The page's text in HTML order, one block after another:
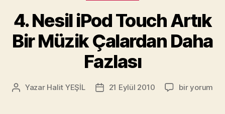
4. Nesil iPod Touch Artık
Bir Müzik Çalardan Daha
Fazlası
Yazının
Yazar Halit YEŞİL
Yazı21 Eylül 2010
4.
bir yorum